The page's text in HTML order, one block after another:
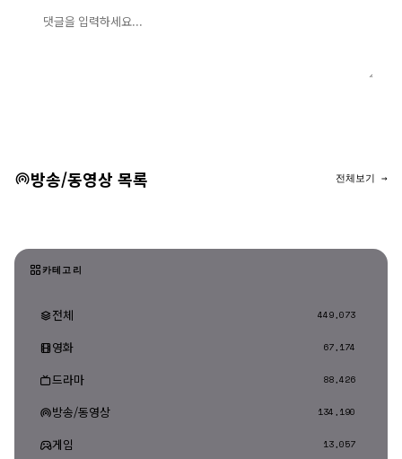
방송/동영상 목록 전체보기 →
카테고리
전체 449,073
영화 67,174
드라마 88,426
방송/동영상 134,190
게임 13,057